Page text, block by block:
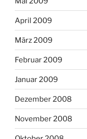
April 2009
März 2009
Februar 2009
Januar 2009
Dezember 2008
November 2008